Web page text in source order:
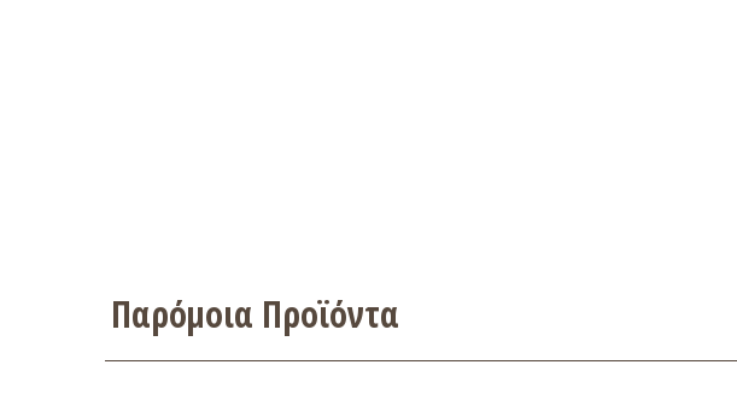
Παρόμοια Προϊόντα